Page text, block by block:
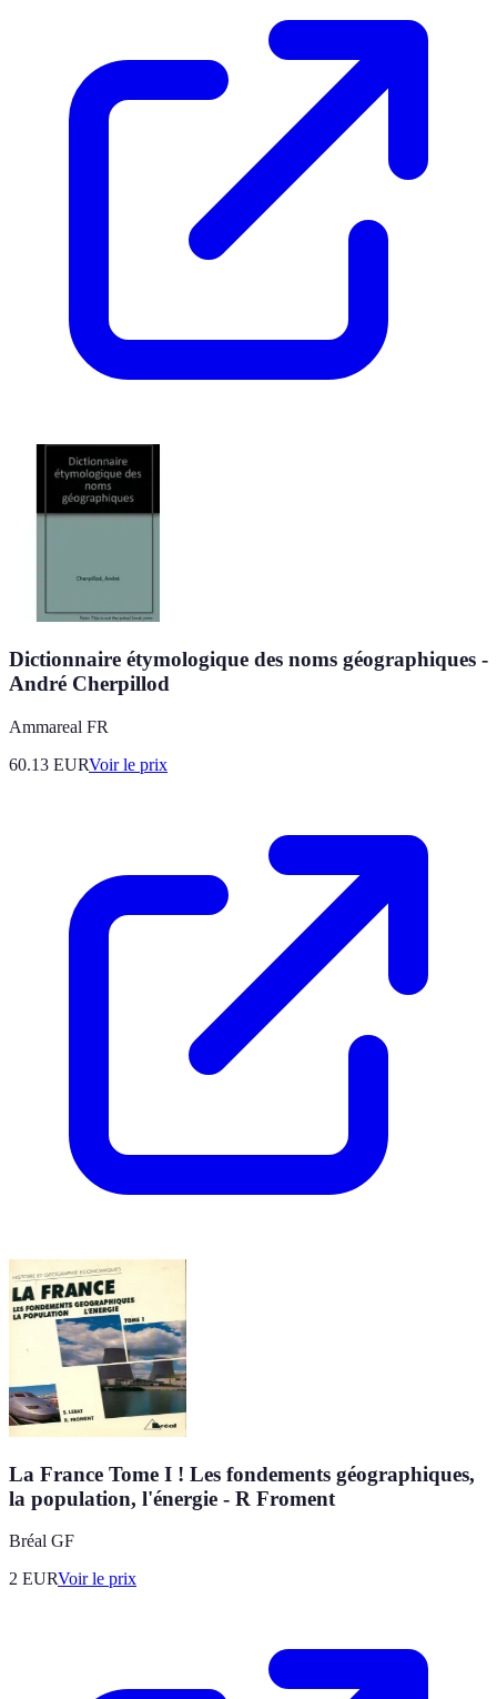
Dictionnaire étymologique des noms géographiques -
André Cherpillod
Ammareal FR
60.13 EURVoir le prix
La France Tome I ! Les fondements géographiques,
la population, l'énergie - R Froment
Bréal GF
2 EURVoir le prix